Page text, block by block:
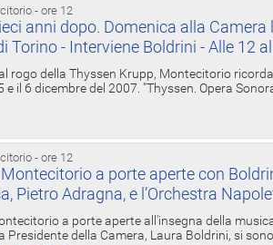
- ore 12
anni dopo. Domenica alla
Torino - Interviene Boldrini - Alle 12
rogo della Thyssen Krupp, Montecitorio
e il 6 dicembre del 2007. "Thyssen. Opera
- ore 12
a porte aperte con
Pietro Adragna, e l’Orchestra
a porte aperte all'insegna della
Presidente della Camera, Laura Boldrini, si